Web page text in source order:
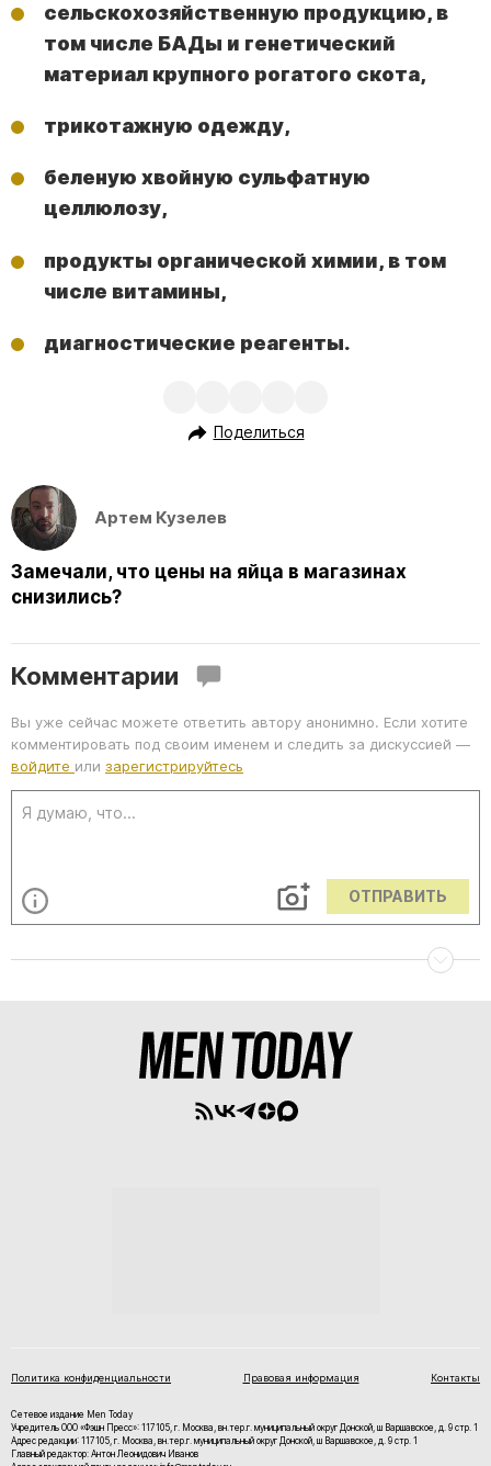
сельскохозяйственную продукцию, в
том числе БАДы и генетический
материал крупного рогатого скота,
трикотажную одежду,
беленую хвойную сульфатную
целлюлозу,
продукты органической химии, в том
числе витамины,
диагностические реагенты.
Поделиться
Артем Кузелев
Замечали, что цены на яйца в магазинах
снизились?
Комментарии
Вы уже сейчас можете ответить автору анонимно. Если хотите
комментировать под своим именем и следить за дискуссией —
войдите или зарегистрируйтесь
ОТПРАВИТЬ
Политика конфиденциальности Правовая информация Контакты
Сетевое издание Men Today
Учредитель ООО «Фэшн Пресс»: 117105, г. Москва, вн.тер.г. муниципальный округ Донской, ш Варшавское, д. 9 стр. 1
Адрес редакции: 117105, г. Москва, вн.тер.г. муниципальный округ Донской, ш Варшавское, д. 9 стр. 1
Главный редактор: Антон Леонидович Иванов